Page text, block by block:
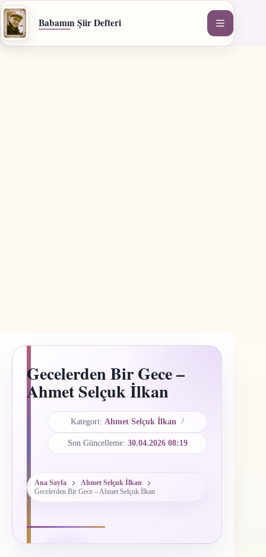
İçeriğe
geç
Babamın Şiir Defteri
Gecelerden Bir Gece –
Ahmet Selçuk İlkan
Kategori: Ahmet Selçuk İlkan
Son Güncelleme: 30.04.2026 08:19
Ana Sayfa
Ahmet Selçuk İlkan
Gecelerden Bir Gece – Ahmet Selçuk İlkan